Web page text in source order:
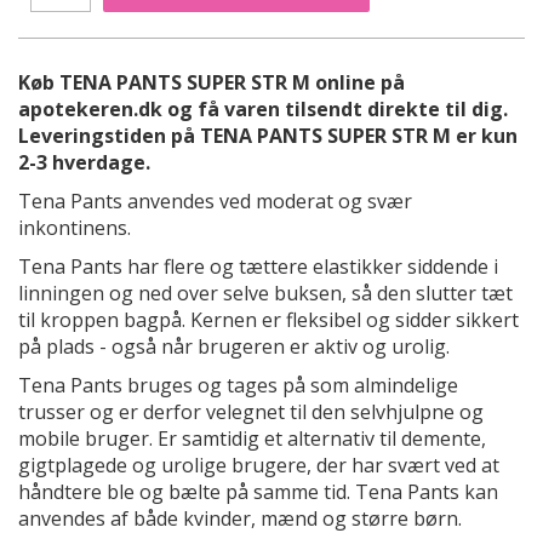
Køb TENA PANTS SUPER STR M online på
apotekeren.dk og få varen tilsendt direkte til dig.
Leveringstiden på TENA PANTS SUPER STR M er kun
2-3 hverdage.
Tena Pants anvendes ved moderat og svær
inkontinens.
Tena Pants har flere og tættere elastikker siddende i
linningen og ned over selve buksen, så den slutter tæt
til kroppen bagpå. Kernen er fleksibel og sidder sikkert
på plads - også når brugeren er aktiv og urolig.
Tena Pants bruges og tages på som almindelige
trusser og er derfor velegnet til den selvhjulpne og
mobile bruger. Er samtidig et alternativ til demente,
gigtplagede og urolige brugere, der har svært ved at
håndtere ble og bælte på samme tid. Tena Pants kan
anvendes af både kvinder, mænd og større børn.